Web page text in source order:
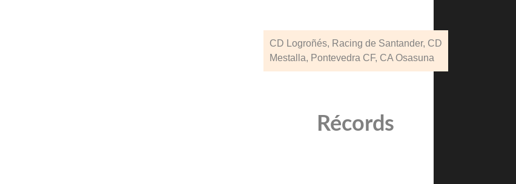
CD Logroñés, Racing de Santander, CD
Mestalla, Pontevedra CF, CA Osasuna
Récords